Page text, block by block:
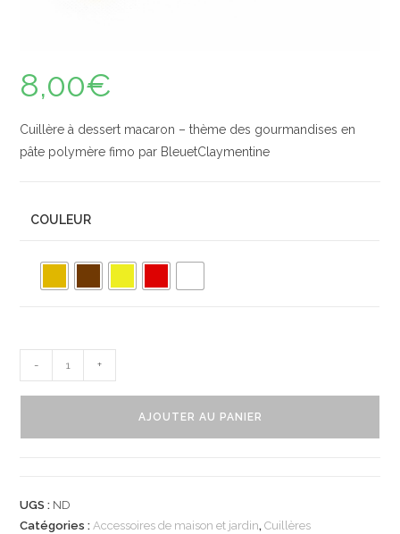
8,00€
Cuillère à dessert macaron – thème des gourmandises en
pâte polymère fimo par BleuetClaymentine
COULEUR
de
- +
AJOUTER AU PANIER
UGS : ND
Catégories :Accessoires de maison et jardin,Cuillères